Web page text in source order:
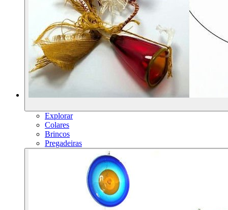
Explorar
Colares
Brincos
Pregadeiras